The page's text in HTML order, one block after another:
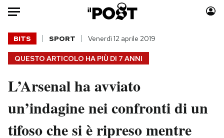
Auto
HOME
Italia
Politica
Tecnologia
Moda
Consumismi
Storie/Idee
QUESTO ARTICOLO HA PIÙ DI 7 ANNI
BITS SPORT Venerdì 12 aprile 2019
L’Arsenal ha avviato
un’indagine nei confronti di un
tifoso che si è ripreso mentre